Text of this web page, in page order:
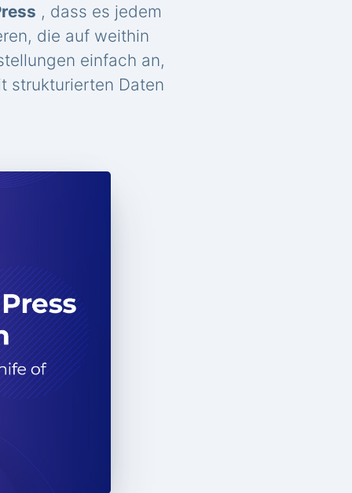
, dass es jedem
die auf weithin
einfach an,
strukturierten Daten